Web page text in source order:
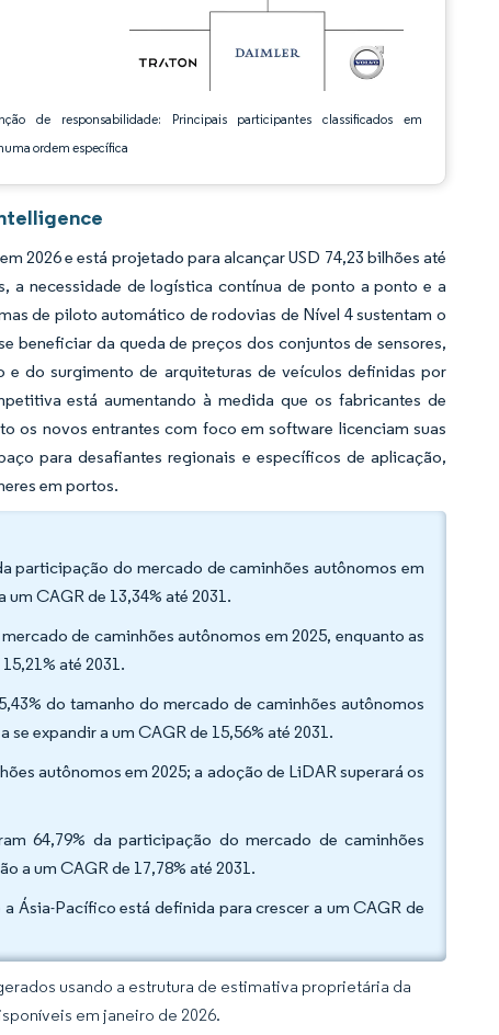
de responsabilidade: Principais participantes classificados em
ordem específica
2026 e está projetado para alcançar USD 74,23 bilhões até
a necessidade de logística contínua de ponto a ponto e a
de piloto automático de rodovias de Nível 4 sustentam o
beneficiar da queda de preços dos conjuntos de sensores,
do surgimento de arquiteturas de veículos definidas por
está aumentando à medida que os fabricantes de
os novos entrantes com foco em software licenciam suas
para desafiantes regionais e específicos de aplicação,
em portos.
participação do mercado de caminhões autônomos em
CAGR de 13,34% até 2031.
de caminhões autônomos em 2025, enquanto as
até 2031.
do tamanho do mercado de caminhões autônomos
expandir a um CAGR de 15,56% até 2031.
autônomos em 2025; a adoção de LiDAR superará os
64,79% da participação do mercado de caminhões
a um CAGR de 17,78% até 2031.
Ásia-Pacífico está definida para crescer a um CAGR de
usando a estrutura de estimativa proprietária da
em janeiro de 2026.